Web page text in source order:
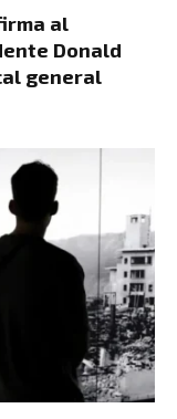
al
Donald
general